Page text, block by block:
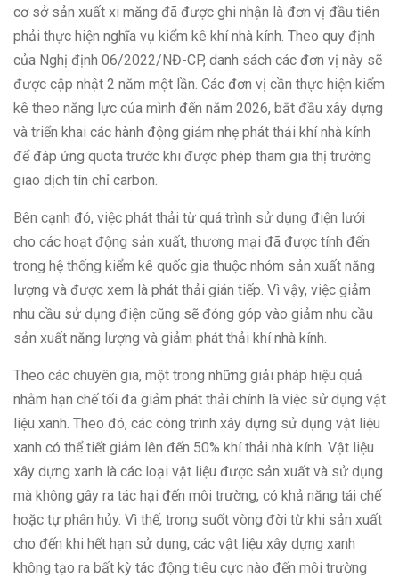
cơ sở sản xuất xi măng đã được ghi nhận là đơn vị đầu tiên
phải thực hiện nghĩa vụ kiểm kê khí nhà kính. Theo quy định
của Nghị định 06/2022/NĐ-CP, danh sách các đơn vị này sẽ
được cập nhật 2 năm một lần. Các đơn vị cần thực hiện kiểm
kê theo năng lực của mình đến năm 2026, bắt đầu xây dựng
và triển khai các hành động giảm nhẹ phát thải khí nhà kính
để đáp ứng quota trước khi được phép tham gia thị trường
giao dịch tín chỉ carbon.
Bên cạnh đó, việc phát thải từ quá trình sử dụng điện lưới
cho các hoạt động sản xuất, thương mại đã được tính đến
trong hệ thống kiểm kê quốc gia thuộc nhóm sản xuất năng
lượng và được xem là phát thải gián tiếp. Vì vậy, việc giảm
nhu cầu sử dụng điện cũng sẽ đóng góp vào giảm nhu cầu
sản xuất năng lượng và giảm phát thải khí nhà kính.
Theo các chuyên gia, một trong những giải pháp hiệu quả
nhằm hạn chế tối đa giảm phát thải chính là việc sử dụng vật
liệu xanh. Theo đó, các công trình xây dựng sử dụng vật liệu
xanh có thể tiết giảm lên đến 50% khí thải nhà kính. Vật liệu
xây dựng xanh là các loại vật liệu được sản xuất và sử dụng
mà không gây ra tác hại đến môi trường, có khả năng tái chế
hoặc tự phân hủy. Vì thế, trong suốt vòng đời từ khi sản xuất
cho đến khi hết hạn sử dụng, các vật liệu xây dựng xanh
không tạo ra bất kỳ tác động tiêu cực nào đến môi trường